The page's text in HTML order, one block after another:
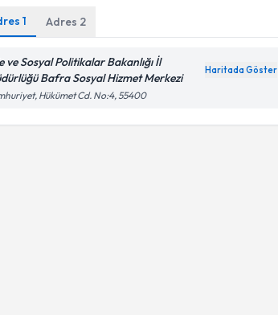
1 Adres 2
ve Sosyal Politikalar Bakanlığı İl
Bafra Sosyal Hizmet Merkezi
Haritada Göster
Hükümet Cd. No:4, 55400